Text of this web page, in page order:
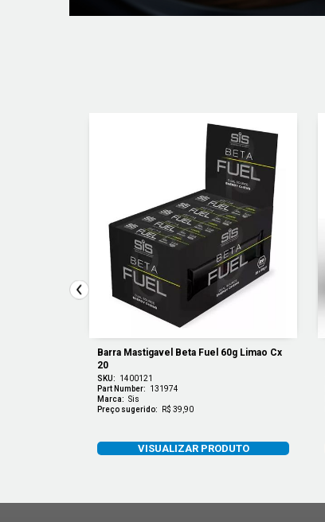
Barra Mastigavel Beta Fuel 60g Limao Cx
20
SKU:
1400121
Part Number:
131974
Marca: Sis
Preço sugerido:
R$ 39,90